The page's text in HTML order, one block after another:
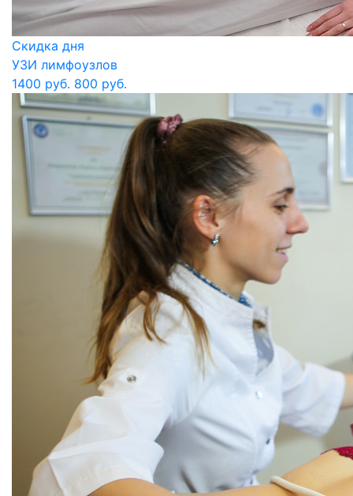
Скидка дня
УЗИ лимфоузлов
1400 руб. 800 руб.